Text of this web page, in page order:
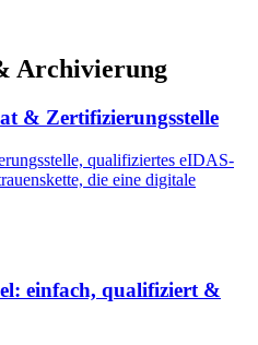
Archivierung
& Zertifizierungsstelle
qualifiziertes eIDAS-
die eine digitale
einfach, qualifiziert &